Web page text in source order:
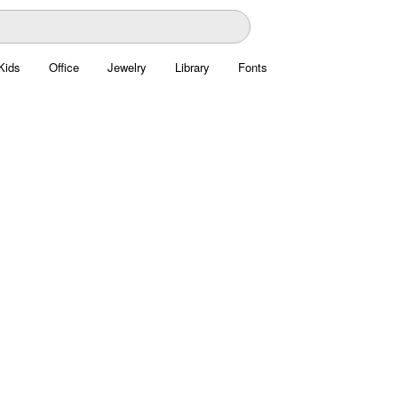
Office Jewelry Library Fonts